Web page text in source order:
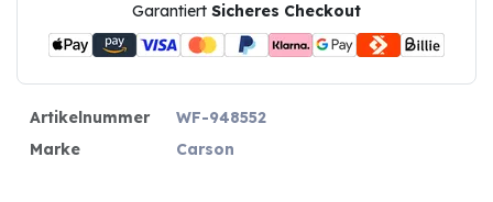
Garantiert Sicheres Checkout
Artikelnummer
WF-948552
Marke
Carson